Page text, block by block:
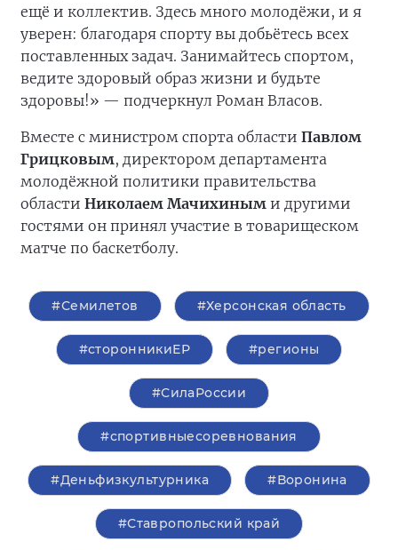
ещё и коллектив. Здесь много молодёжи, и я
уверен: благодаря спорту вы добьётесь всех
поставленных задач. Занимайтесь спортом,
ведите здоровый образ жизни и будьте
здоровы!» — подчеркнул Роман Власов.
Вместе с министром спорта области Павлом
Грицковым, директором департамента
молодёжной политики правительства
области Николаем Мачихиным и другими
гостями он принял участие в товарищеском
матче по баскетболу.
#Семилетов #Херсонская область
#сторонникиЕР #регионы
#СилаРоссии
#спортивныесоревнования
#Деньфизкультурника #Воронина
#Ставропольский край